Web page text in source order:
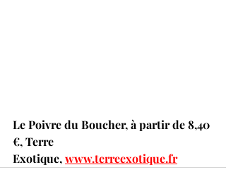
Le Poivre du Boucher, à partir de 8,40
€, Terre
Exotique, www.terreexotique.fr